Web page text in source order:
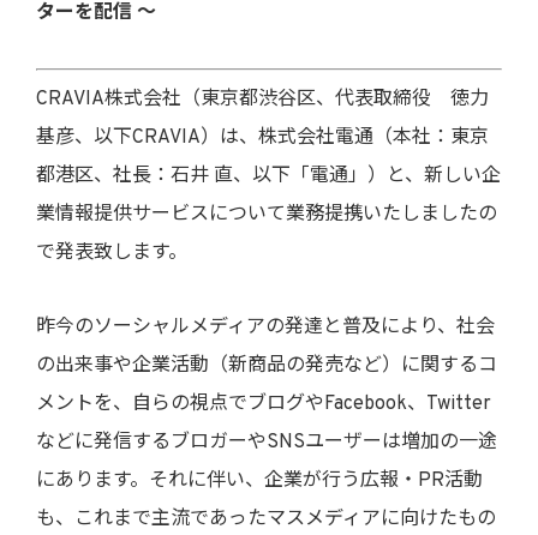
ターを配信 ～
CRAVIA株式会社（東京都渋谷区、代表取締役 徳力
基彦、以下CRAVIA）は、株式会社電通（本社：東京
都港区、社長：石井 直、以下「電通」）と、新しい企
業情報提供サービスについて業務提携いたしましたの
で発表致します。
昨今のソーシャルメディアの発達と普及により、社会
の出来事や企業活動（新商品の発売など）に関するコ
メントを、自らの視点でブログやFacebook、Twitter
などに発信するブロガーやSNSユーザーは増加の一途
にあります。それに伴い、企業が行う広報・PR活動
も、これまで主流であったマスメディアに向けたもの